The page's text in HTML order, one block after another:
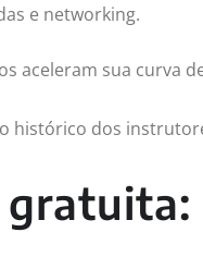
e networking.
aceleram sua curva
histórico dos